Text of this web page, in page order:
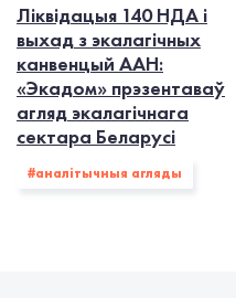
Ліквідацыя 140 НДА і
выхад з экалагiчных
канвенцый ААН:
«Экадом» прэзентаваў
агляд экалагічнага
сектара Беларусі
#аналітычныя агляды